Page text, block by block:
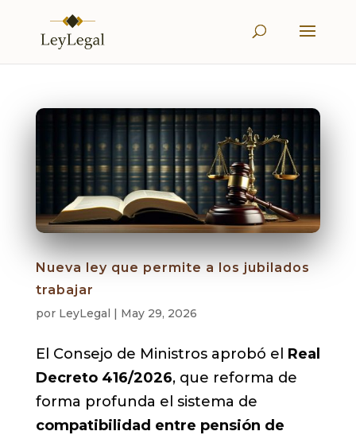
Nueva ley que permite a los jubilados
trabajar
por LeyLegal | May 29, 2026
El Consejo de Ministros aprobó el Real
Decreto 416/2026, que reforma de
forma profunda el sistema de
compatibilidad entre pensión de